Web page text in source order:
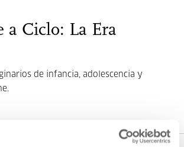
a Ciclo: La Era
de infancia, adolescencia y